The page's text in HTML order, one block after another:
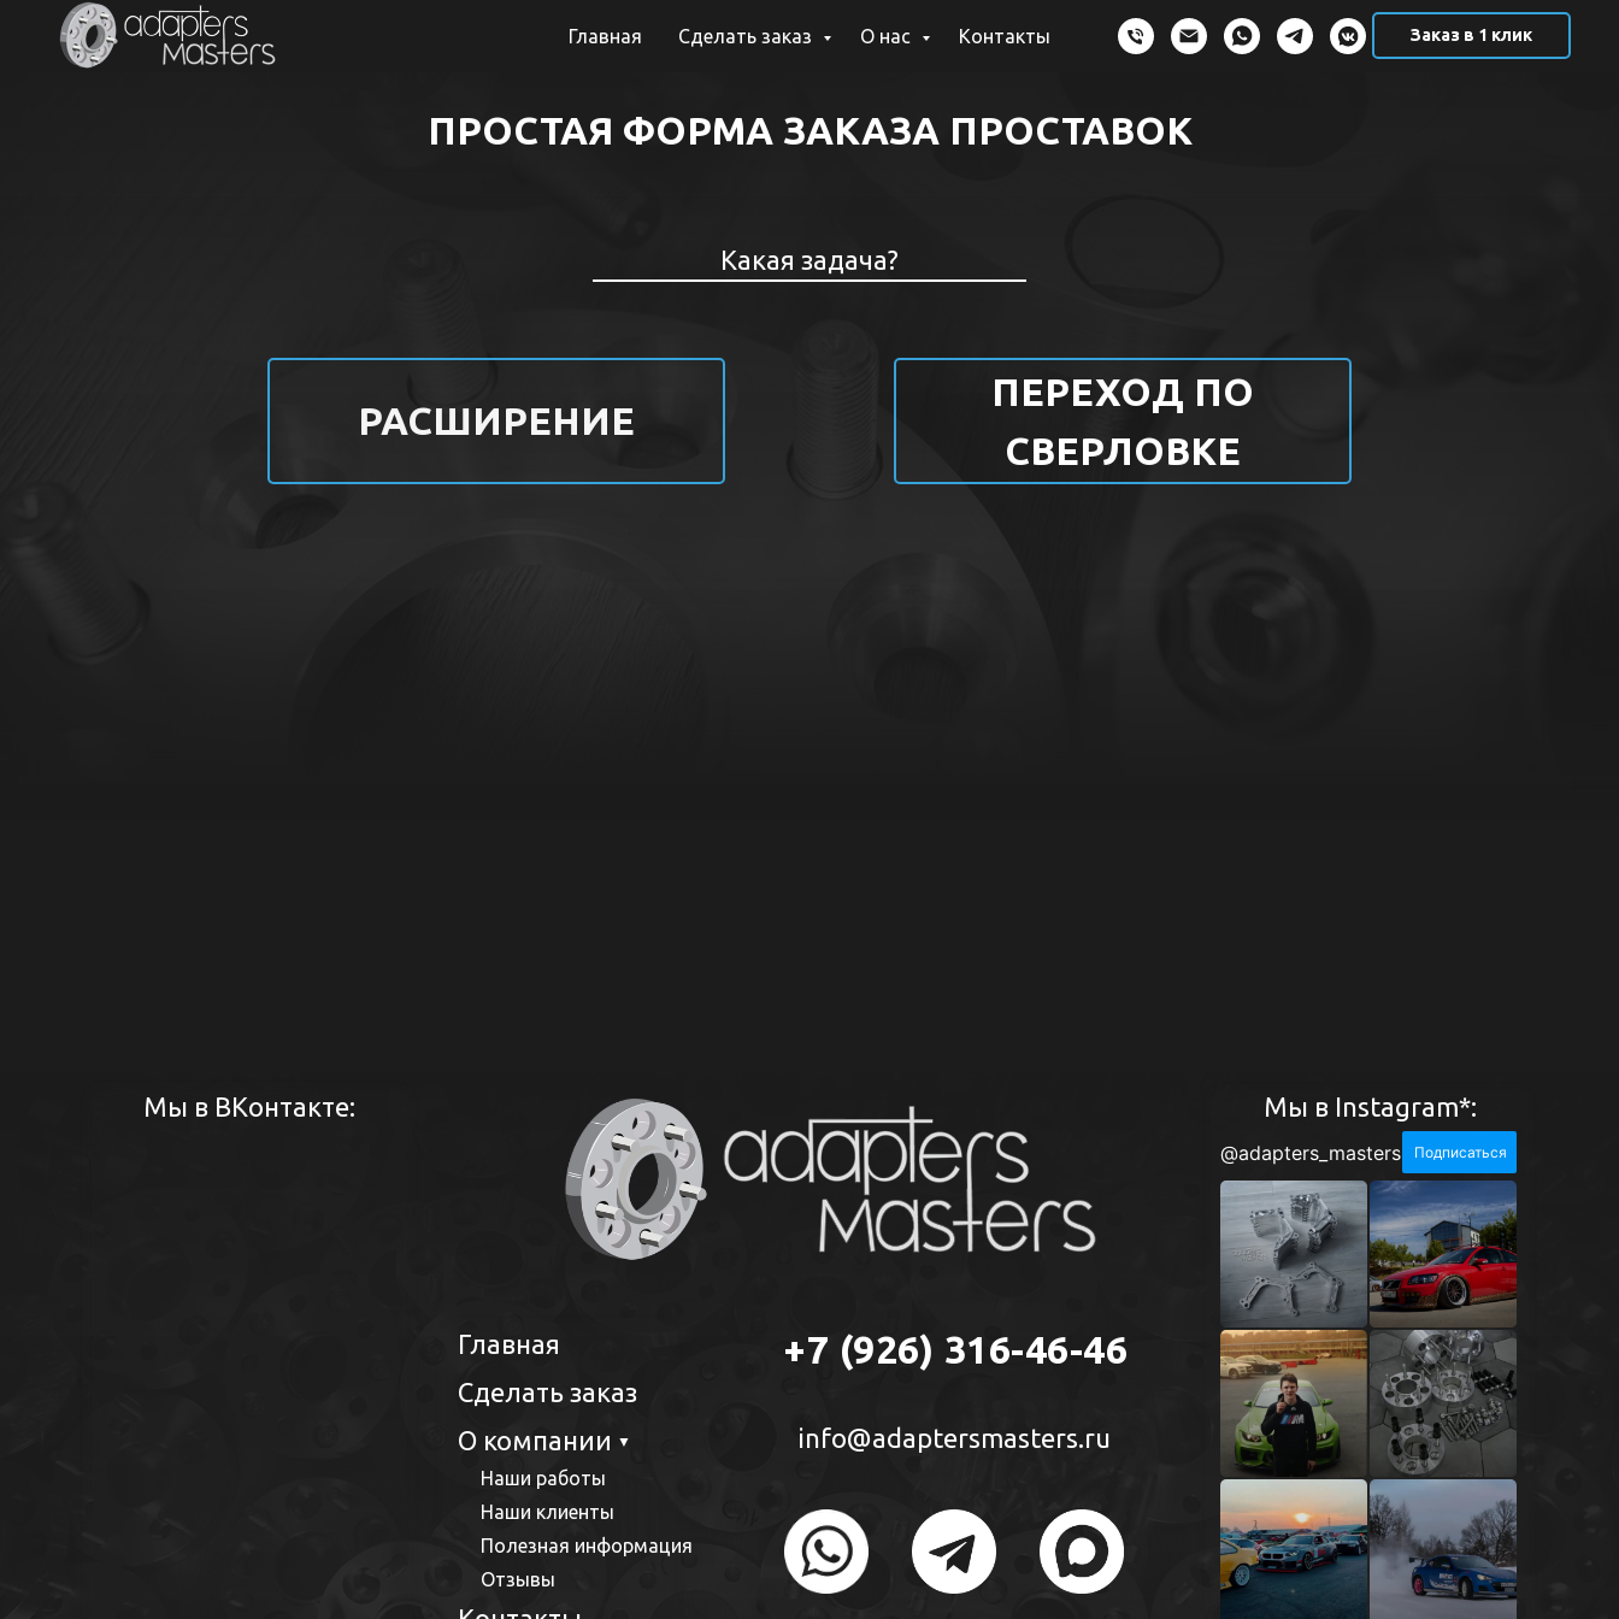
Главная Сделать заказ О нас Контакты Заказ в 1 клик
РАСШИРЕНИЕ
ПЕРЕХОД ПО
СВЕРЛОВКЕ
Какая задача?
ПРОСТАЯ ФОРМА ЗАКАЗА ПРОСТАВОК
+7 (926) 316-46-46
info@adaptersmasters.ru
Главная
Сделать заказ
О компании
Мы в ВКонтакте: Мы в Instagram*:
Наши работы
Наши клиенты
Полезная информация
Отзывы
▼